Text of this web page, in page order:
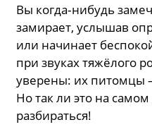
Вы когда‑нибудь
замирает, услышав
или начинает
при звуках тяжёлого
уверены: их
Но так ли это на
разбираться!